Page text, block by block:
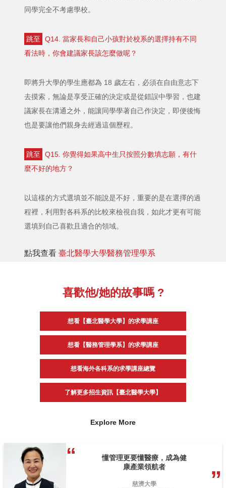
同學完全不考慮學校。
跳至
Q14. 當家長和自己小孩對於校系的選擇持有不同
看法時，你會建議家長該怎麼做呢？
即將升大學的學生應都為 18 歲左右，必須在自由意志下
去摸索，無論是享受正確的決定或是從錯誤中學習，也建
議家長在溝通之外，能讓同學學著自己作決定，即便後悔
也是要讓他們親身去經過這個歷程。
跳至
Q15. 你覺得如果高中生只按照分數填志願，有什
麼不好的地方？
以這樣的方式選填並不能說是不好，重要的是在選擇的過
程裡，利用對各科系的比較來檢視自我，如此才更有可能
選填到自己喜歡且適合的領域。
點我查看 臺北醫學大學醫務管理學系
喜歡他/她的故事嗎 ?
想看【臺北醫學大學】的求學講座
想看【醫務管理學系】的求學講座
想看海外各科系的求學講座總覽
了解更多招生資訊【臺北醫學大學】
Explore More
懂管理更要懂醫療，成為健
康產業領航者
慈濟大學